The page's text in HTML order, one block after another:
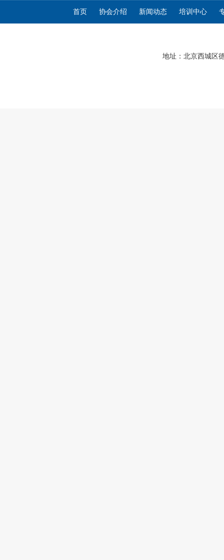
首页 协会介绍 新闻动态 培训中心
地址：北京西城区